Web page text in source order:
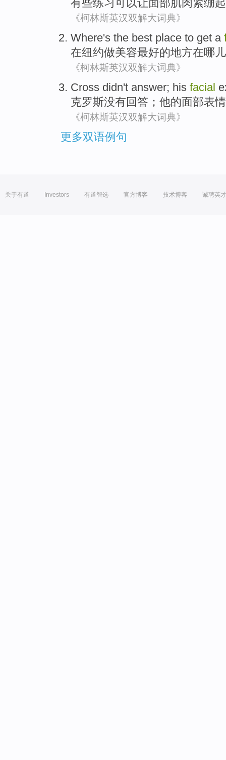
有些练习 可以让面部肌肉紧绷
《柯林斯英汉双解大词典》
Where's the best place to get a
在纽约做美容最好的地方在哪儿
《柯林斯英汉双解大词典》
Cross didn't answer; his facial
克罗斯没有回答 ； 他的面部表情
《柯林斯英汉双解大词典》
更多双语例句
关于有道 Investors 有道智选 官方博客 技术博客 诚聘英才